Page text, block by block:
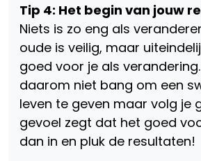
Tip 4: Het begin van jouw
Niets is zo eng als
oude is veilig, maar
goed voor je als
daarom niet bang om een
leven te geven maar volg je
gevoel zegt dat het goed
dan in en pluk de resultaten!